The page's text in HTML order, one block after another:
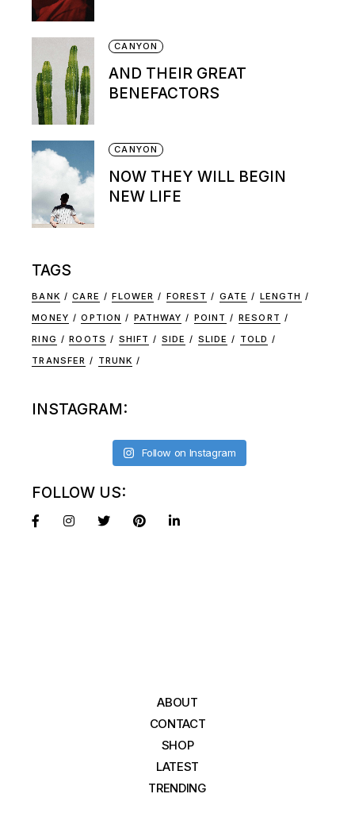
CANYON
AND THEIR GREAT
BENEFACTORS
CANYON
NOW THEY WILL BEGIN
NEW LIFE
TAGS
BANK CARE FLOWER FOREST GATE
LENGTH
MONEY
OPTION PATHWAY POINT
RESORT
RING
ROOTS SHIFT SIDE SLIDE
TOLD
TRANSFER
TRUNK
INSTAGRAM:
Follow on Instagram
FOLLOW US:
ABOUT
CONTACT
SHOP
LATEST
TRENDING